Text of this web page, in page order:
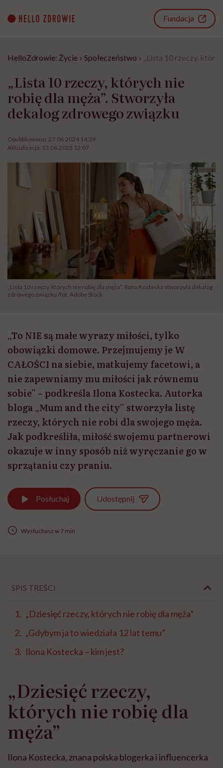
content
Fundacja
HelloZdrowie: Życie › Społeczeństwo › „Lista 10 rzeczy,
„Lista 10 rzeczy, których nie
robię dla męża”. Stworzyła
dekalog zdrowego związku
Opublikowano: 27.06.2024 14:39
Aktualizacja: 13.06.2025 12:07
„Lista 10 rzeczy, których nie robię dla męża”. Ilona Kostecka stworzyła dekalog
zdrowego związku /fot. Adobe Stock
„To NIE są małe wyrazy miłości, tylko
obowiązki domowe. Przejmujemy je W
CAŁOŚCI na siebie, matkujemy facetowi, a
nie zapewniamy mu miłości jak równemu
sobie” – podkreśla Ilona Kostecka. Autorka
bloga „Mum and the city” stworzyła listę
rzeczy, których nie robi dla swojego męża.
Jak podkreśliła, miłość swojemu partnerowi
okazuje w inny sposób niż wyręczanie go w
sprzątaniu czy praniu.
Posłuchaj Udostępnij
Wysłuchasz w 7 min
SPIS TREŚCI
„Dziesięć rzeczy, których nie robię dla męża”
„Gdybym ja to wiedziała 12 lat temu”
Ilona Kostecka – kim jest?
„Dziesięć rzeczy,
których nie robię dla
męża”
Ilona Kostecka, znana polska blogerka i influencerka